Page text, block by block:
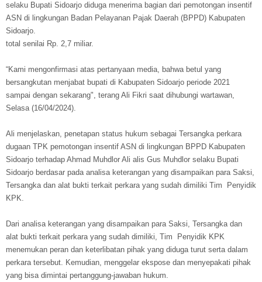
selaku Bupati Sidoarjo diduga menerima bagian dari pemotongan insentif
ASN di lingkungan Badan Pelayanan Pajak Daerah (BPPD) Kabupaten
Sidoarjo.
total senilai Rp. 2,7 miliar.
“Kami mengonfirmasi atas pertanyaan media, bahwa betul yang
bersangkutan menjabat bupati di Kabupaten Sidoarjo periode 2021
sampai dengan sekarang", terang Ali Fikri saat dihubungi wartawan,
Selasa (16/04/2024).
Ali menjelaskan, penetapan status hukum sebagai Tersangka perkara
dugaan TPK pemotongan insentif ASN di lingkungan BPPD Kabupaten
Sidoarjo terhadap Ahmad Muhdlor Ali alis Gus Muhdlor selaku Bupati
Sidoarjo berdasar pada analisa keterangan yang disampaikan para Saksi,
Tersangka dan alat bukti terkait perkara yang sudah dimiliki Tim Penyidik
KPK.
Dari analisa keterangan yang disampaikan para Saksi, Tersangka dan
alat bukti terkait perkara yang sudah dimiliki, Tim Penyidik KPK
menemukan peran dan keterlibatan pihak yang diduga turut serta dalam
perkara tersebut. Kemudian, menggelar ekspose dan menyepakati pihak
yang bisa dimintai pertanggung-jawaban hukum.